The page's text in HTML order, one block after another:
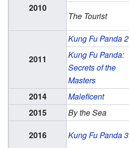
2010
The Tourist
2011
Kung Fu Panda 2
Kung Fu Panda:
Secrets of the
Masters
2014
Maleficent
2015
By the Sea
2016
Kung Fu Panda 3